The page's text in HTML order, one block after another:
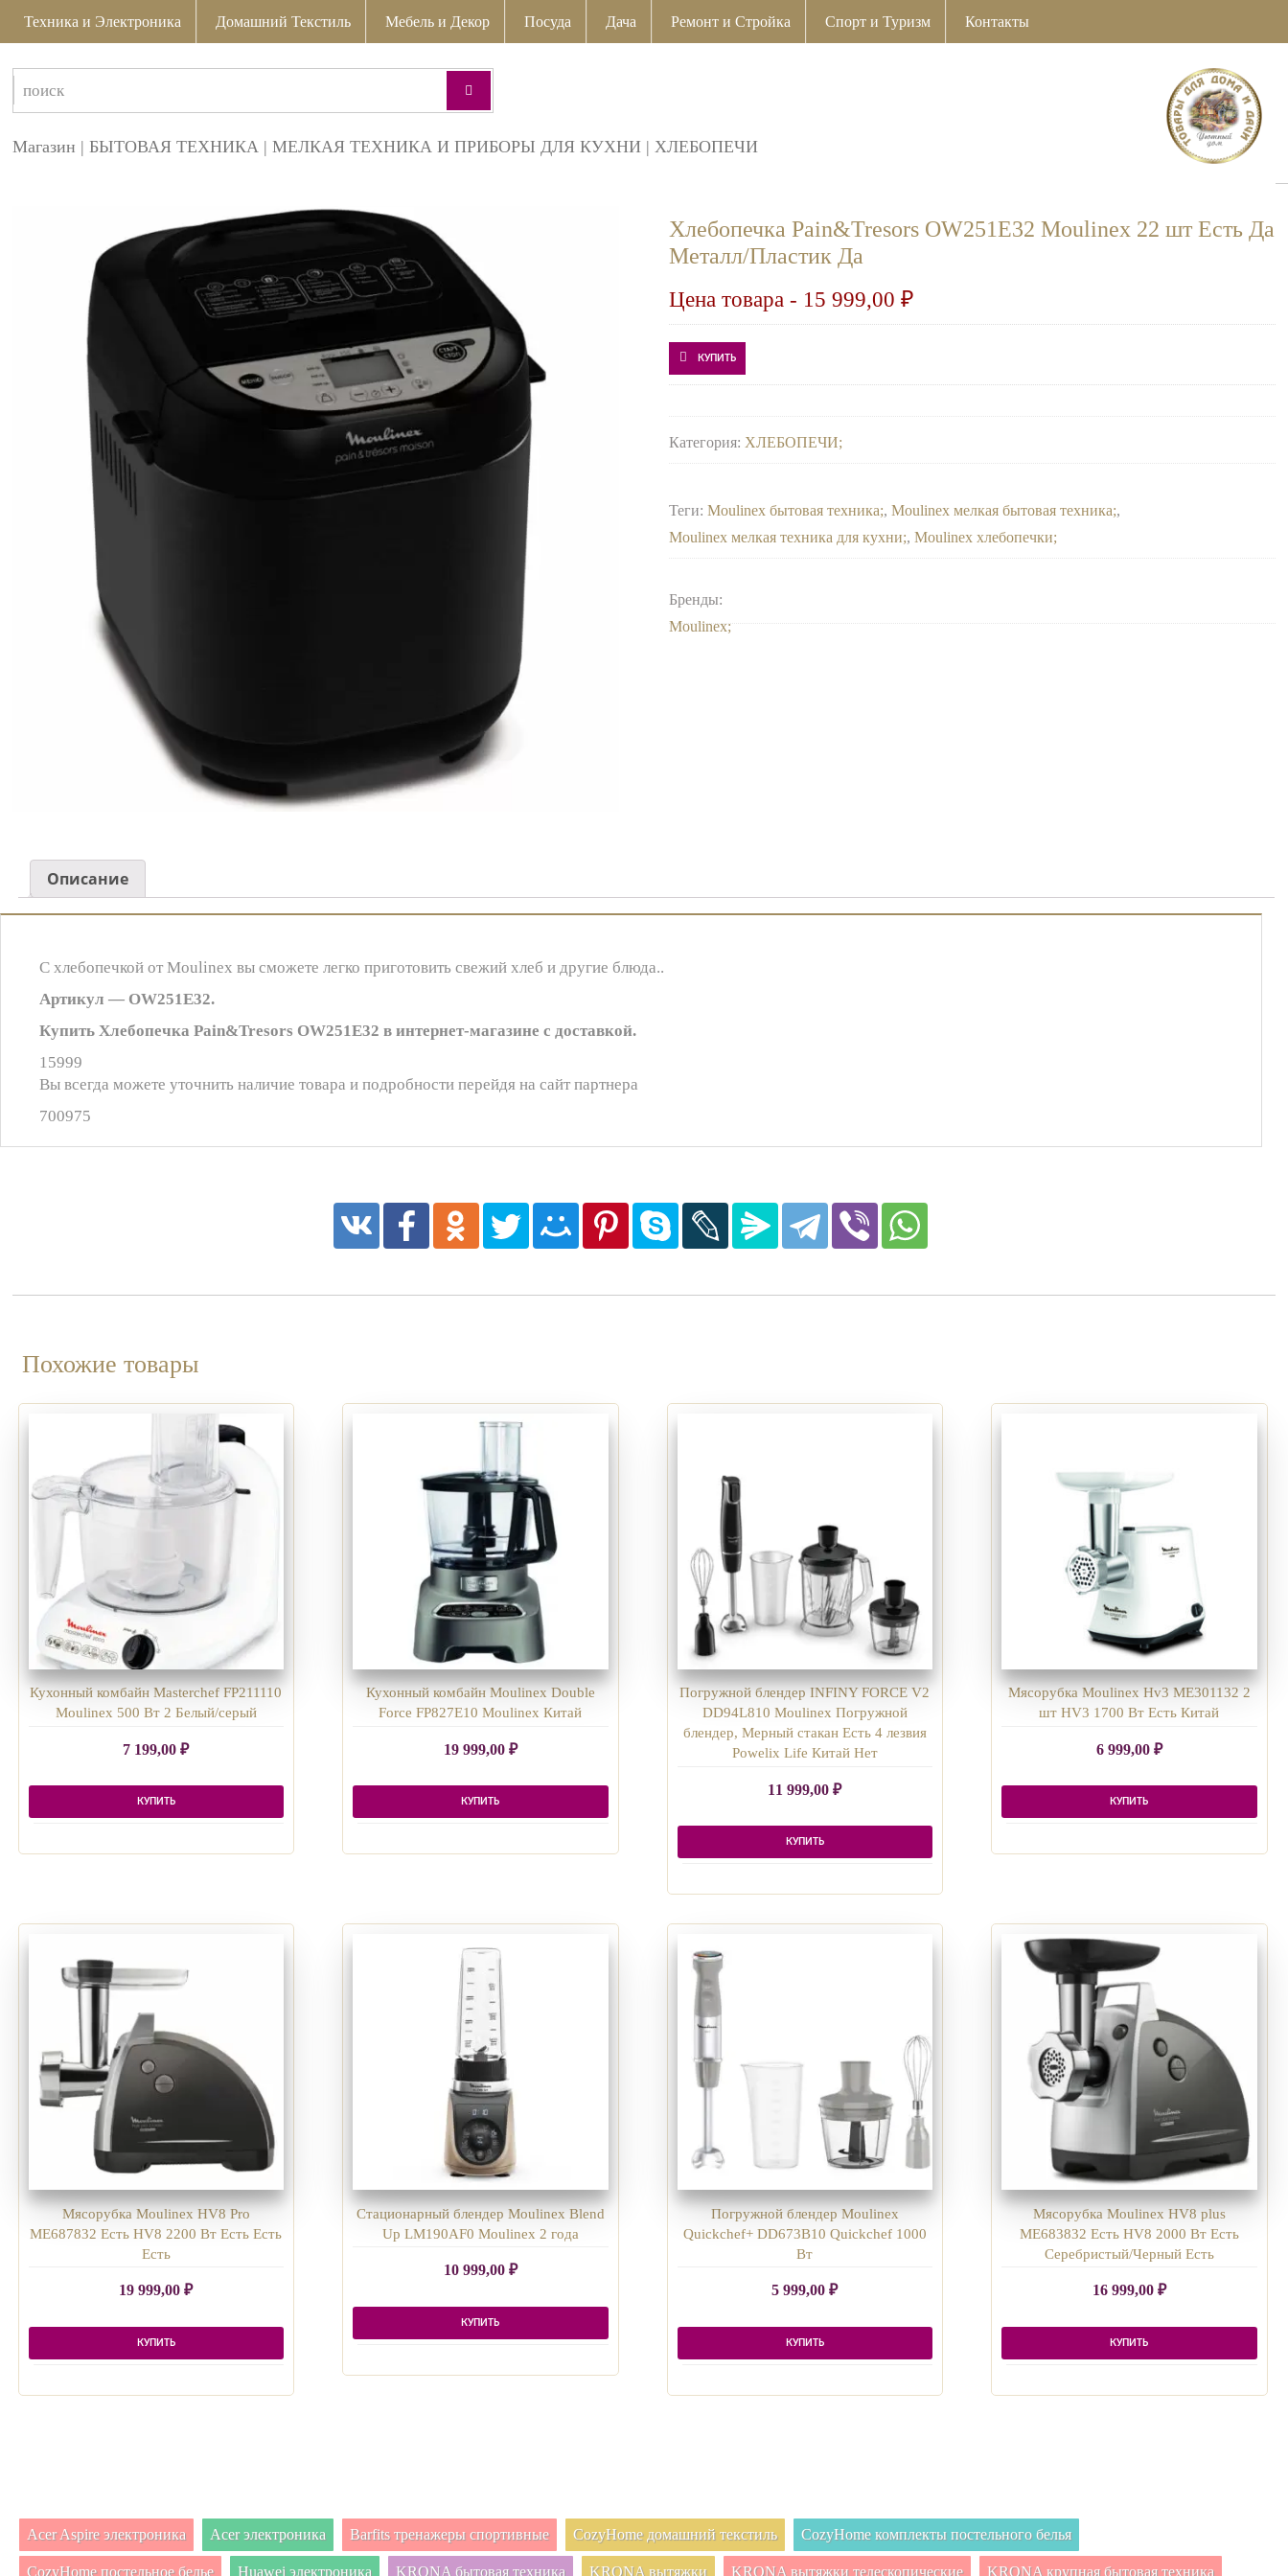
Техника и Электроника Домашний Текстиль Мебель и Декор Посуда Дача Ремонт и Стройка Спорт и Туризм Контакты
Магазин |БЫТОВАЯ ТЕХНИКА |МЕЛКАЯ ТЕХНИКА И ПРИБОРЫ ДЛЯ КУХНИ |ХЛЕБОПЕЧИ
Хлебопечка Pain&Tresors OW251E32 Moulinex 22 шт Есть Да
Металл/Пластик Да
Цена товара - 15 999,00₽
КУПИТЬ
Категория: ХЛЕБОПЕЧИ
Теги:Moulinex бытовая техника ,Moulinex мелкая бытовая техника ,
Moulinex мелкая техника для кухни ,Moulinex хлебопечки
Бренды:
Moulinex
Описание
С хлебопечкой от Moulinex вы сможете легко приготовить свежий хлеб и другие блюда..
Артикул — OW251E32.
Купить Хлебопечка Pain&Tresors OW251E32 в интернет-магазине с доставкой.
15999
Вы всегда можете уточнить наличие товара и подробности перейдя на сайт партнера
700975
Похожие товары
Кухонный комбайн Masterchef FP211110
Moulinex 500 Вт 2 Белый/серый
7 199,00₽
КУПИТЬ
Кухонный комбайн Moulinex Double
Force FP827E10 Moulinex Китай
19 999,00 ₽
КУПИТЬ
Погружной блендер INFINY FORCE V2
DD94L810 Moulinex Погружной
блендер, Мерный стакан Есть 4 лезвия
Powelix Life Китай Нет
11 999,00₽
КУПИТЬ
Мясорубка Moulinex Hv3 ME301132 2
шт HV3 1700 Вт Есть Китай
6 999,00 ₽
КУПИТЬ
Мясорубка Moulinex HV8 Pro
ME687832 Есть HV8 2200 Вт Есть Есть
Есть
19 999,00₽
КУПИТЬ
Стационарный блендер Moulinex Blend
Up LM190AF0 Moulinex 2 года
10 999,00 ₽
КУПИТЬ
Погружной блендер Moulinex
Quickchef+ DD673B10 Quickchef 1000
Вт
5 999,00₽
КУПИТЬ
Мясорубка Moulinex HV8 plus
ME683832 Есть HV8 2000 Вт Есть
Серебристый/Черный Есть
16 999,00 ₽
КУПИТЬ
Acer Aspire электроника Acer электроника Barfits тренажеры спортивные CozyHome домашний текстиль CozyHome комплекты постельного белья
CozyHome постельное белье Huawei электроника KRONA бытовая техника KRONA вытяжки KRONA вытяжки телескопические KRONA крупная бытовая техника